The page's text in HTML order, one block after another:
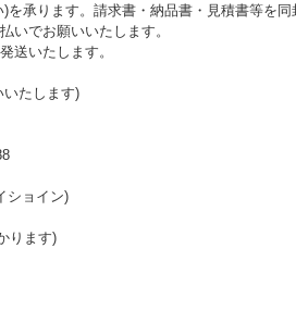
承ります。請求書・納品書・見積書等を
いでお願いいたします。
送いたします。
いたします)
ショイン)
ります)